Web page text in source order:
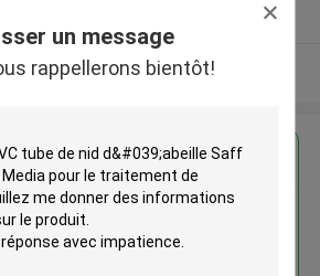
un message
rappellerons bientôt!
Regardez plus
PP PVC tube de nid d'abeille
Saff Media / Lamella Media pour